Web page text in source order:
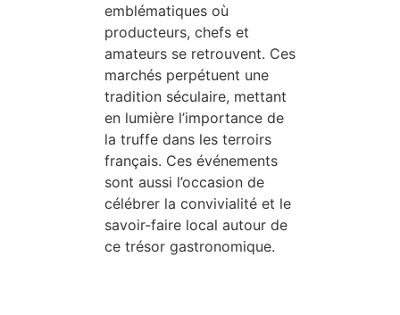
emblématiques où
producteurs, chefs et
amateurs se retrouvent. Ces
marchés perpétuent une
tradition séculaire, mettant
en lumière l’importance de
la truffe dans les terroirs
français. Ces événements
sont aussi l’occasion de
célébrer la convivialité et le
savoir-faire local autour de
ce trésor gastronomique.